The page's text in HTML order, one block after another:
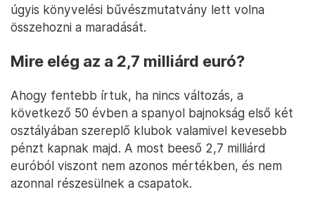
úgyis könyvelési bűvészmutatvány lett volna
összehozni a maradását.
Mire elég az a 2,7 milliárd euró?
Ahogy fentebb írtuk, ha nincs változás, a
következő 50 évben a spanyol bajnokság első két
osztályában szereplő klubok valamivel kevesebb
pénzt kapnak majd. A most beeső 2,7 milliárd
euróból viszont nem azonos mértékben, és nem
azonnal részesülnek a csapatok.